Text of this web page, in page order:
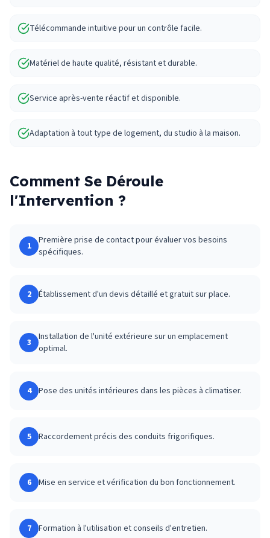
Télécommande intuitive pour un contrôle facile.
Matériel de haute qualité, résistant et durable.
Service après-vente réactif et disponible.
Adaptation à tout type de logement, du studio à la maison.
Comment Se Déroule
l'Intervention ?
1
Première prise de contact pour évaluer vos besoins
spécifiques.
2 Établissement d'un devis détaillé et gratuit sur place.
3
Installation de l'unité extérieure sur un emplacement
optimal.
4 Pose des unités intérieures dans les pièces à climatiser.
5 Raccordement précis des conduits frigorifiques.
6 Mise en service et vérification du bon fonctionnement.
7 Formation à l'utilisation et conseils d'entretien.